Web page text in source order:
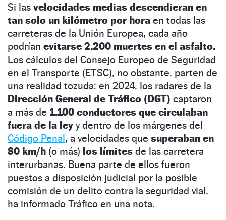
Si las velocidades medias descendieran en
tan solo un kilómetro por hora en todas las
carreteras de la Unión Europea, cada año
podrían evitarse 2.200 muertes en el asfalto.
Los cálculos del Consejo Europeo de Seguridad
en el Transporte (ETSC), no obstante, parten de
una realidad tozuda: en 2024, los radares de la
Dirección General de Tráfico (DGT) captaron
a más de 1.100 conductores que circulaban
fuera de la ley y dentro de los márgenes del
Código Penal, a velocidades que superaban en
80 km/h (o más) los límites de las carretera
interurbanas. Buena parte de ellos fueron
puestos a disposición judicial por la posible
comisión de un delito contra la seguridad vial,
ha informado Tráfico en una nota.